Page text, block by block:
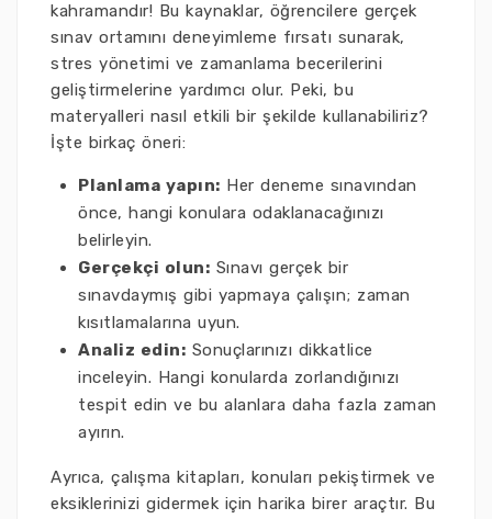
kahramandır! Bu kaynaklar, öğrencilere gerçek
sınav ortamını deneyimleme fırsatı sunarak,
stres yönetimi ve zamanlama becerilerini
geliştirmelerine yardımcı olur. Peki, bu
materyalleri nasıl etkili bir şekilde kullanabiliriz?
İşte birkaç öneri:
Planlama yapın: Her deneme sınavından
önce, hangi konulara odaklanacağınızı
belirleyin.
Gerçekçi olun: Sınavı gerçek bir
sınavdaymış gibi yapmaya çalışın; zaman
kısıtlamalarına uyun.
Analiz edin: Sonuçlarınızı dikkatlice
inceleyin. Hangi konularda zorlandığınızı
tespit edin ve bu alanlara daha fazla zaman
ayırın.
Ayrıca, çalışma kitapları, konuları pekiştirmek ve
eksiklerinizi gidermek için harika birer araçtır. Bu